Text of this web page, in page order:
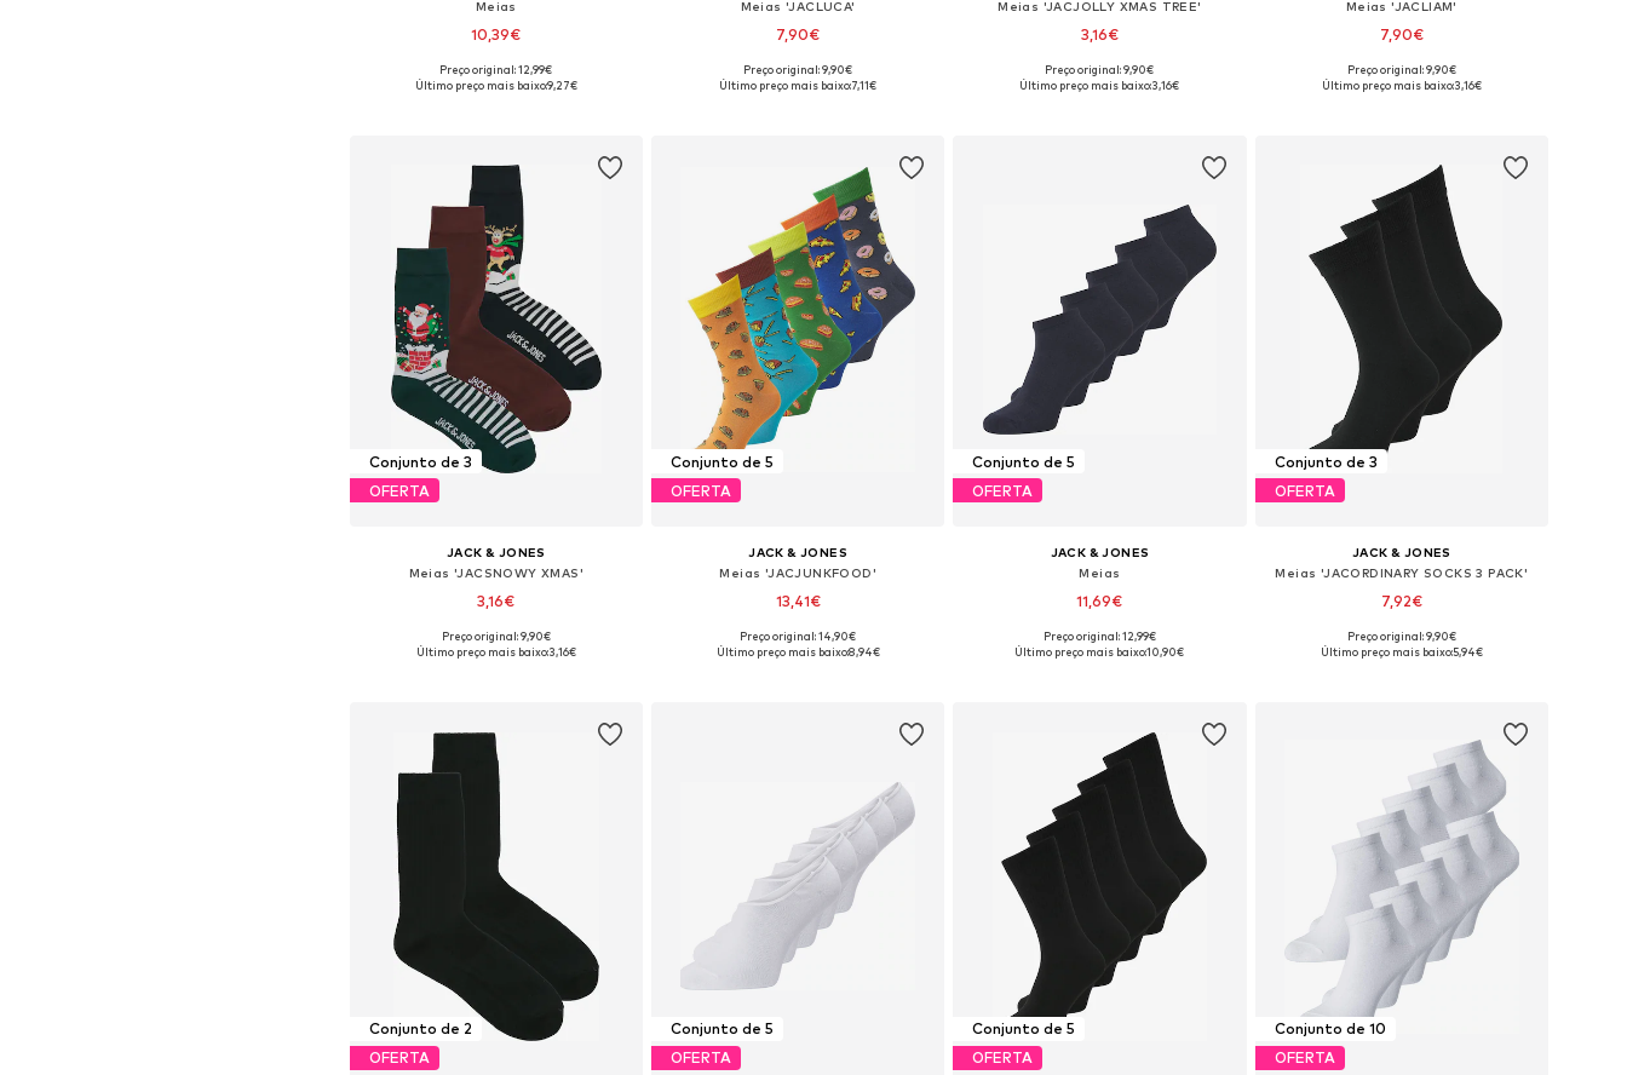
Meias
10,39€
+ 1
Tamanhos disponíveis: 41-46
Preço original: 12,99€
Último preço mais baixo:9,27€
Meias 'JACLUCA'
7,90€
Tamanhos disponíveis: 41-46
Preço original: 9,90€
Último preço mais baixo:7,11€
Meias 'JACJOLLY XMAS TREE'
3,16€
Tamanhos disponíveis: 41-46
Preço original: 9,90€
Último preço mais baixo:3,16€
Meias 'JACLIAM'
7,90€
Tamanhos disponíveis: 41-46
Preço original: 9,90€
Último preço mais baixo:3,16€
Conjunto de 3
OFERTA
JACK & JONES
Meias 'JACSNOWY XMAS'
3,16€
Tamanhos disponíveis: 41-46
Preço original: 9,90€
Último preço mais baixo:3,16€
Conjunto de 5
OFERTA
JACK & JONES
Meias 'JACJUNKFOOD'
13,41€
Tamanhos disponíveis: 41-46
Preço original: 14,90€
Último preço mais baixo:8,94€
Conjunto de 5
OFERTA
JACK & JONES
Meias
11,69€
Tamanhos disponíveis: 41-46
Preço original: 12,99€
Último preço mais baixo:10,90€
Conjunto de 3
OFERTA
JACK & JONES
Meias 'JACORDINARY SOCKS 3 PACK'
7,92€
Tamanhos disponíveis: 41-46
Preço original: 9,90€
Último preço mais baixo:5,94€
Conjunto de 2
OFERTA
Conjunto de 5
OFERTA
Conjunto de 5
OFERTA
Conjunto de 10
OFERTA